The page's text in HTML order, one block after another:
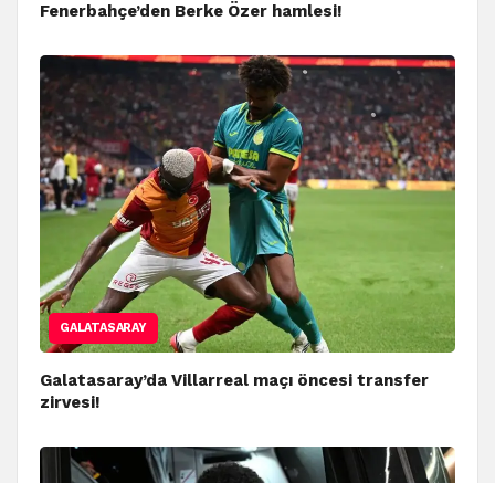
Fenerbahçe’den Berke Özer hamlesi!
GALATASARAY
Galatasaray’da Villarreal maçı öncesi transfer
zirvesi!